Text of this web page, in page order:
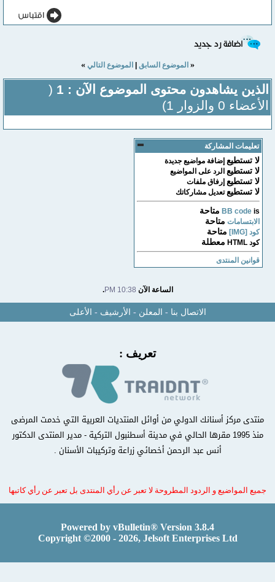
« الموضوع السابق|الموضوع التالي »
الذين يشاهدون محتوى الموضوع الآن : 1
(
الأعضاء 0 والزوار 1)
تعليمات المشاركة
لا تستطيعإضافة مواضيع جديدة
لا تستطيعالرد على المواضيع
لا تستطيعإرفاق ملفات
لا تستطيعتعديل مشاركاتك
BB codeis متاحة
الابتسامات متاحة
كود [IMG] متاحة
كود HTML معطلة
قوانين المنتدى
الساعة الآن10:38 PM
.
الاتصال بنا-المعلن-الأرشيف -الأعلى
تعريف :
منتدى مركز أسنانك الدولي من أوائل المنتديات العربية التي خدمت المرضى
منذ 1995 مقرها الحالي في مدينة أسطنبول التركية - مدير المنتدى الدكتور
أنس عبد الرحمن أخصائي زراعة وتركيبات الأسنان .
جميع المواضيع و الردود المطروحة لا تعبر عن رأي المنتدى بل تعبر عن رأي كاتبها
Powered by vBulletin® Version 3.8.4
Copyright ©2000 - 2026, Jelsoft Enterprises Ltd